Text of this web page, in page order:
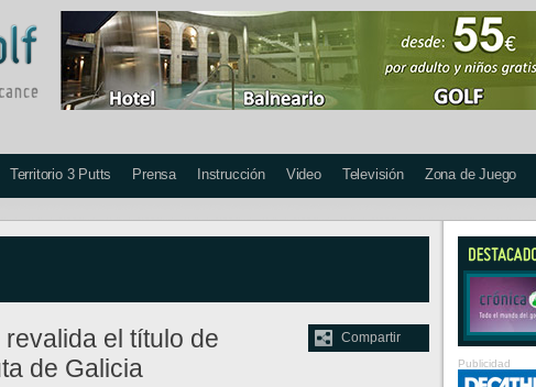
Territorio 3 Putts Prensa Instrucción Video Televisión Zona de Juego
Compartir
el título de
de Galicia
Publicidad